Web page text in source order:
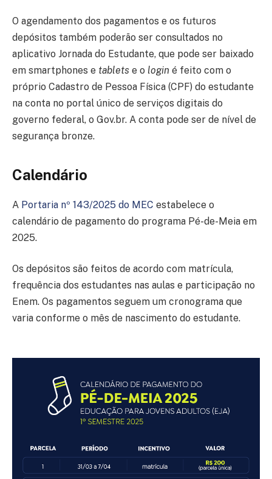
O agendamento dos pagamentos e os futuros
depósitos também poderão ser consultados no
aplicativo Jornada do Estudante, que pode ser baixado
em smartphones e tablets e o login é feito com o
próprio Cadastro de Pessoa Física (CPF) do estudante
na conta no portal único de serviços digitais do
governo federal, o Gov.br. A conta pode ser de nível de
segurança bronze.
Calendário
A Portaria nº 143/2025 do MEC estabelece o
calendário de pagamento do programa Pé-de-Meia em
2025.
Os depósitos são feitos de acordo com matrícula,
frequência dos estudantes nas aulas e participação no
Enem. Os pagamentos seguem um cronograma que
varia conforme o mês de nascimento do estudante.